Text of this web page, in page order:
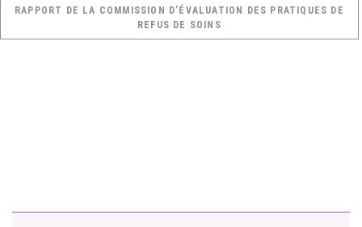
RAPPORT DE LA COMMISSION D’ÉVALUATION DES PRATIQUES DE
REFUS DE SOINS